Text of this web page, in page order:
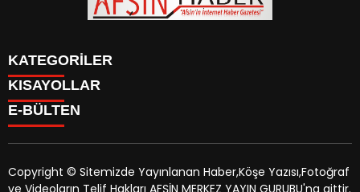
KATEGORİLER
SİYASET
EĞİTİM
MAGAZİN
MANŞETLER
KISAYOLLAR
SİYASET
EĞİTİM
KÜLTÜR SANAT
E-BÜLTEN
Copyright © Sitemizde Yayınlanan Haber,Köşe Yazısı,Fotoğraf